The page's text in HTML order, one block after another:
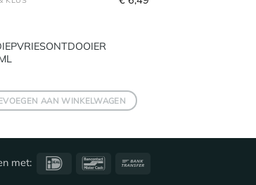
AAN WINKELWAGEN
met: IDeal Bancontact